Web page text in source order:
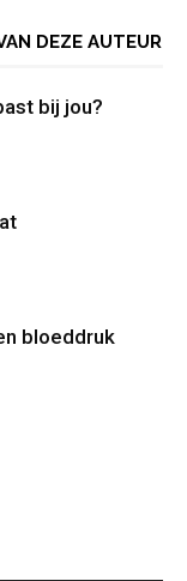
DEZE AUTEUR
bij jou?
bloeddruk